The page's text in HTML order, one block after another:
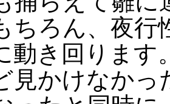
ちろん、夜行
動き回ります
見かけなかっ